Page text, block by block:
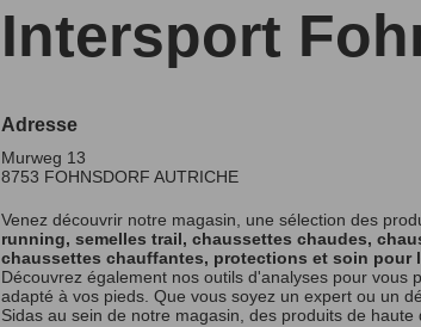
Intersport
Adresse
Murweg 13
8753 FOHNSDORF AUTRICHE
Venez découvrir notre magasin, une sélection des
running, semelles trail, chaussettes chaudes,
chaussettes chauffantes, protections et soin pour
Découvrez également nos outils d'analyses pour
adapté à vos pieds. Que vous soyez un expert ou un
Sidas au sein de notre magasin, des produits de